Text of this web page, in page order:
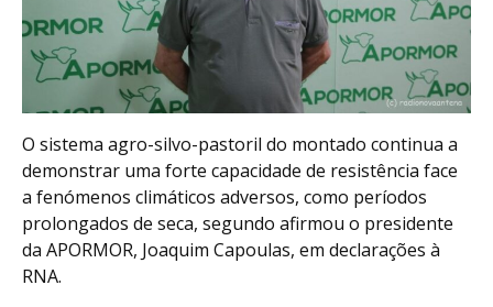
O sistema agro-silvo-pastoril do montado continua a
demonstrar uma forte capacidade de resistência face
a fenómenos climáticos adversos, como períodos
prolongados de seca, segundo afirmou o presidente
da APORMOR, Joaquim Capoulas, em declarações à
RNA.